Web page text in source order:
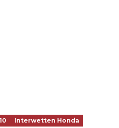
Interwetten Honda